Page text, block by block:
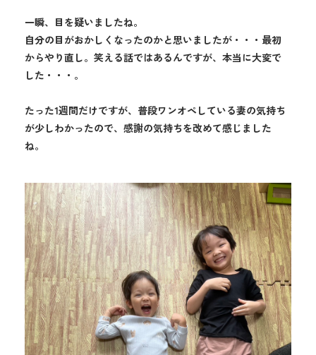
一瞬、目を疑いましたね。
自分の目がおかしくなったのかと思いましたが・・・最初
からやり直し。笑える話ではあるんですが、本当に大変で
した・・・。
たった1週間だけですが、普段ワンオペしている妻の気持ち
が少しわかったので、感謝の気持ちを改めて感じました
ね。